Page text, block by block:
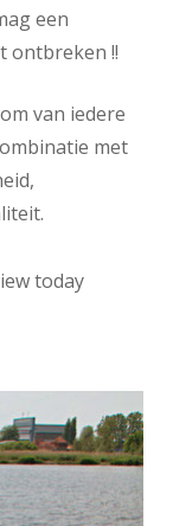
een
ontbreken !!
van iedere
met
today